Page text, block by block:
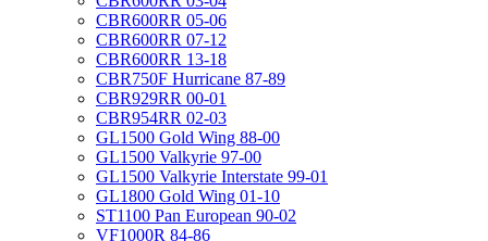
CBR600RR 05-06
CBR600RR 07-12
CBR600RR 13-18
CBR750F Hurricane 87-89
CBR929RR 00-01
CBR954RR 02-03
GL1500 Gold Wing 88-00
GL1500 Valkyrie 97-00
GL1500 Valkyrie Interstate 99-01
GL1800 Gold Wing 01-10
ST1100 Pan European 90-02
VF1000R 84-86